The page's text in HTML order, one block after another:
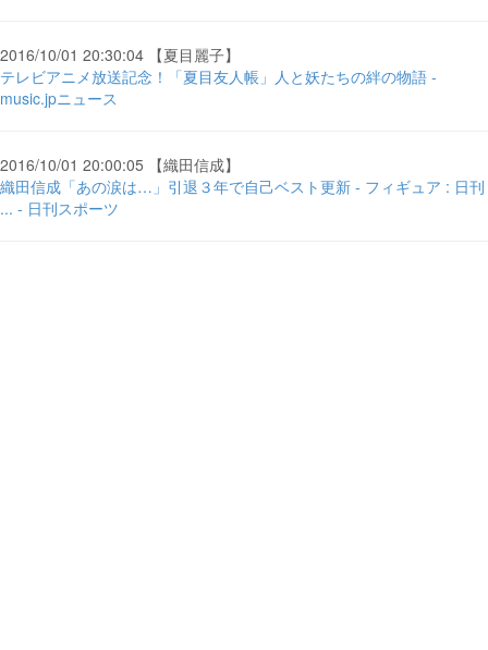
2016/10/01 20:30:04 【夏目麗子】
テレビアニメ放送記念！「夏目友人帳」人と妖たちの絆の物語 -
music.jpニュース
2016/10/01 20:00:05 【織田信成】
織田信成「あの涙は…」引退３年で自己ベスト更新 - フィギュア : 日刊
... - 日刊スポーツ